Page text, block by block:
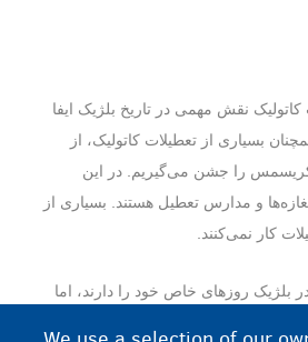
کاتولیک نقش مهمی در تاریخ بلژیک ایفا
بسیاری از تعطیلات کاتولیک، از
را جشن می‌گیریم. در این
و مدارس تعطیل هستند. بسیاری از
کار نمی‌کنند.
بلژیک روز‌های خاص خود را دارند، اما